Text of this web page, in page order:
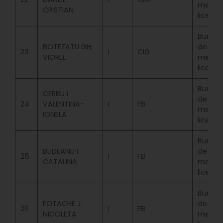
CRISTIAN
merit
licenta
23
BOTEZATU GH.
VIOREL
I CIG
Bursa
de
merit
licenta
24
CERBU I.
VALENTINA-
IONELA
I FB
Bursa
de
merit
licenta
25
BUDEANU I.
CATALINA
I FB
Bursa
de
merit
licenta
26
FOTACHE J.
NICOLETA
I FB
Bursa
de
merit